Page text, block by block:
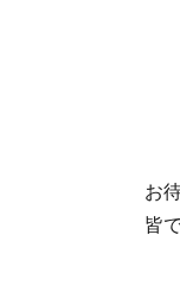
お
皆